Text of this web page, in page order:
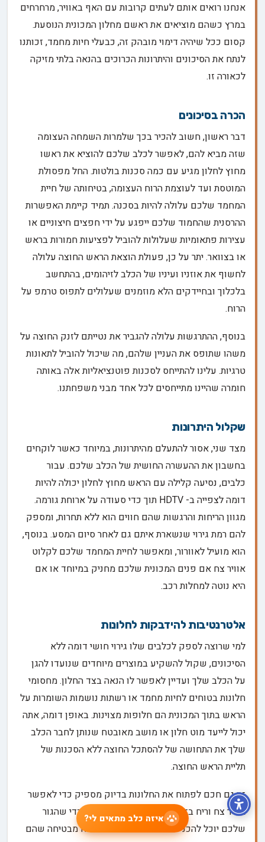
אנחנו רואים אותם לעתים קרובות עם האף באוויר, מרחרחים
במרץ כשהם מוציאים את ראשם מחלון המכונית הנוסעת.
קסום ככל שיהיה דימוי מובהק זה, כבעלי חיות מחמד, זכותנו
לנתח את הסיכונים והיתרונות הכרוכים בהנאה בלתי מזיקה
לכאורה זו.
הכרה בסיכונים
דבר ראשון, חשוב להכיר בכך שלמרות השמחה העצומה
שזה מביא להם, לאפשר לכלב שלכם להוציא את ראשו
מחוץ לחלון מגיע עם כמה סכנות בולטות. החל מפסולת
המוטסת ועד לעוצמת הרוח העצומה, בטיחותה של חיית
המחמד שלכם עלולה להיות בסכנה. תמיד קיימת האפשרות
ההרסנית שהחמוד שלכם ייפגע על ידי חפצים חיצוניים או
עצירות פתאומיות שעלולות להוביל לפציעות חמורות בראש
או בצוואר. יתר על כן, פעולת הוצאת הראש החוצה עלולה
לחשוף את אוזניו ועיניו של הכלב לזיהומים, בהתחשב
בלכלוך ובחיידקים הלא מוזמנים שעלולים לתפוס טרמפ על
הרוח.
בנוסף, ההתרגשות עלולה להגביר את נטייתם לזנק החוצה על
משהו שתופס את העניין שלהם, מה שיכול להוביל לתאונות
טרגיות. עלינו להתייחס לסכנות פוטנציאליות אלה באותה
חומרה שהיינו מתייחסים לכל אחד מבני משפחתנו.
שקלול היתרונות
מצד שני, אסור להתעלם מהיתרונות, במיוחד כאשר לוקחים
בחשבון את ההעשרה החושית של הכלב שלכם. עבור
כלבים, נסיעה קלילה עם הראש מחוץ לחלון יכולה להיות
דומה לצפייה ב- HDTV תוך כדי סעודה על ארוחת גורמה.
מגוון הריחות והרגשות שהם חווים הוא ללא תחרות, ומספק
להם רמת גירוי שנשארת איתם גם לאחר סיום המסע. בנוסף,
הוא מועיל לאוורור, ומאפשר לחיית המחמד שלכם לקלוט
אוויר צח אם פנים המכונית שלכם מחניק במיוחד או אם
היא נוטה למחלות רכב.
אלטרנטיבות להידבקות לחלונות
למי שרוצה לספק לכלבים שלו גירוי חושי דומה ללא
הסיכונים, שקול להשקיע במוצרים מיוחדים שנועדו להגן
על הכלב שלך ועדיין לאפשר לו הנאה בצד החלון. מחסומי
חלונות בטוחים לחיות מחמד או רשתות נושמות השומרות על
הראש בתוך המכונית הם חלופות מצוינות. באופן דומה, אתה
יכול לייעד מוט חלון או מושב מאובטח שנותן לחבר הכלב
שלך את התחושה של להסתכל החוצה ללא הסכנות של
תליית הראש החוצה.
זה גם חכם לפתוח את החלונות בדיוק מספיק כדי לאפשר
אוויר צח וריח בזמן שהם לא רחבים מספיק כדי שהגור
שלכם יוכל להכניס את ראשו דרכו. פשרה זו מבטיחה שהם
איזה כלב מתאים לי?